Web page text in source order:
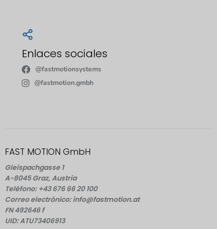
Enlaces sociales
@fastmotionsystems
@fastmotion.gmbh
FAST MOTION GmbH
Gleispachgasse 1
A-8045 Graz, Austria
Teléfono: +43 676 66 20 100
Correo electrónico: info@fastmotion.at
FN 492646 f
UID: ATU73406913